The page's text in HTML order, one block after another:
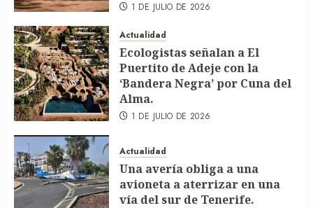
1 DE JULIO DE 2026
Actualidad
Ecologistas señalan a El
Puertito de Adeje con la
‘Bandera Negra’ por Cuna del
Alma.
1 DE JULIO DE 2026
Actualidad
Una avería obliga a una
avioneta a aterrizar en una
vía del sur de Tenerife.